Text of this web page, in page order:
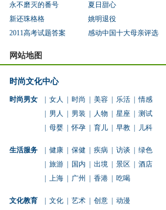
永不磨灭的番号 夏日甜心
新还珠格格
姚明退役
2011高考试题答案
感动中国十大母亲评选
网站地图
时尚文化中心
时尚男女 女人 时尚 美容 乐活
情感
男人 男装 人物 星座
测试
母婴 怀孕 育儿 早教 儿科
生活服务 健康 保健 疾病 访谈
绿色
旅游 国内 出境 景区
酒店
上海 广州 香港 吃喝
文化教育 文化 艺术 创意
动漫